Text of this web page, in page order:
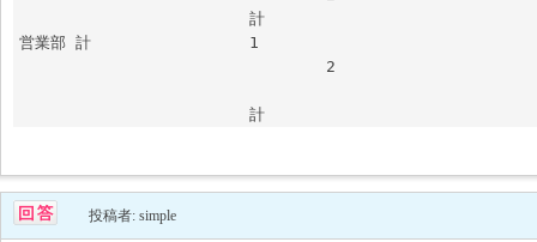
営業部 計			1
投稿者: simple